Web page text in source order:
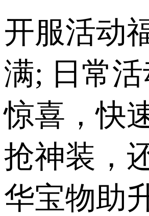
开服活动
满; 日常
惊喜，快
抢神装，
华宝物助